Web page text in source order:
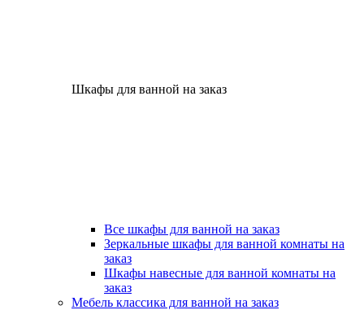
Шкафы для ванной на заказ
Все шкафы для ванной на заказ
Зеркальные шкафы для ванной комнаты на
заказ
Шкафы навесные для ванной комнаты на
заказ
Мебель классика для ванной на заказ